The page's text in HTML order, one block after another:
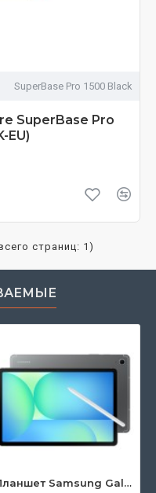
SuperBase Pro 1500 Black
SuperBase Pro
EU)
страниц: 1)
Планшет Samsung Galaxy Tab S10 FE 5G 8/128GB Gray (SM-X526BZAREUC)